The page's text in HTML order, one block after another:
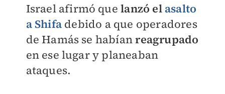
Israel afirmó quelanzó el asalto
a Shifadebido a que operadores
de Hamás se habíanreagrupado
en ese lugar y planeaban
ataques.